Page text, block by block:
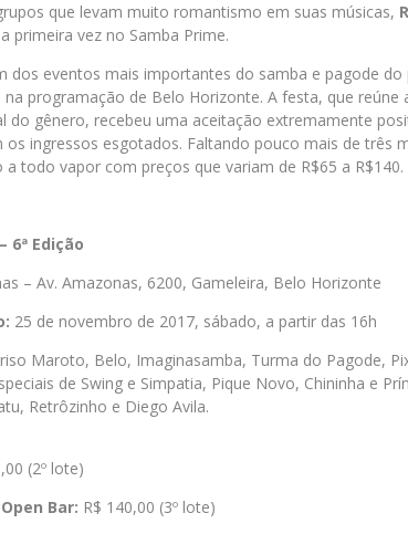
que levam muito romantismo em suas músicas,
primeira vez no Samba Prime.
dos eventos mais importantes do samba e pagode
programação de Belo Horizonte. A festa, que reúne
do gênero, recebeu uma aceitação extremamente
os ingressos esgotados. Faltando pouco mais de três
a todo vapor com preços que variam de R$65 a R$140.
6ª Edição
– Av. Amazonas, 6200, Gameleira, Belo Horizonte
25 de novembro de 2017, sábado, a partir das 16h
Maroto, Belo, Imaginasamba, Turma do Pagode,
de Swing e Simpatia, Pique Novo, Chininha e
Retrôzinho e Diego Avila.
(2º lote)
Bar: R$ 140,00 (3º lote)